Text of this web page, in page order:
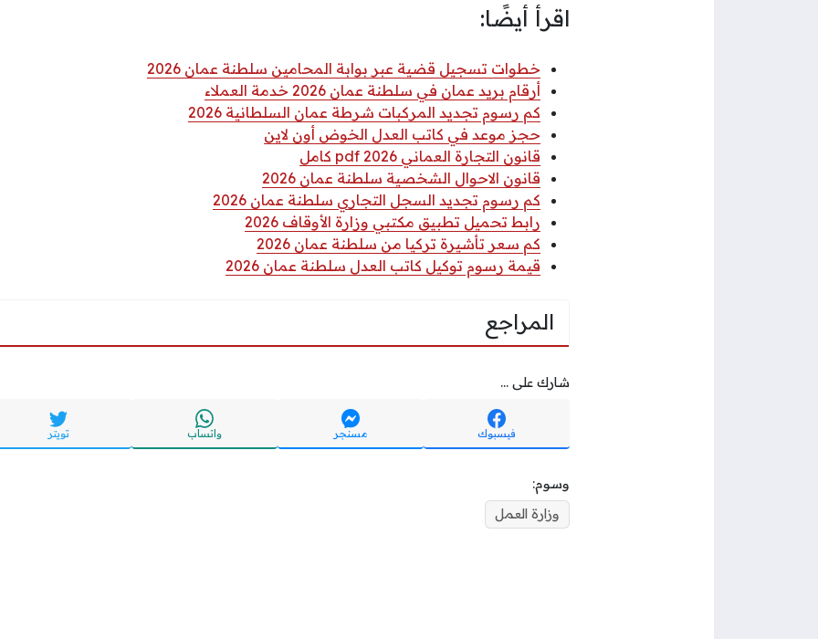
اقرأ أيضًا:
خطوات تسجيل قضية عبر بوابة المحامين سلطنة عمان 2026
أرقام بريد عمان في سلطنة عمان 2026 خدمة العملاء
كم رسوم تجديد المركبات شرطة عمان السلطانية 2026
حجز موعد في كاتب العدل الخوض أون لاين
قانون التجارة العماني 2026 pdf كامل
قانون الاحوال الشخصية سلطنة عمان 2026
كم رسوم تجديد السجل التجاري سلطنة عمان 2026
رابط تحميل تطبيق مكتبي وزارة الأوقاف 2026
كم سعر تأشيرة تركيا من سلطنة عمان 2026
قيمة رسوم توكيل كاتب العدل سلطنة عمان 2026
المراجع
شارك على ...
فيسبوك مسنجر واتساب تويتر
وسوم:
وزارة العمل